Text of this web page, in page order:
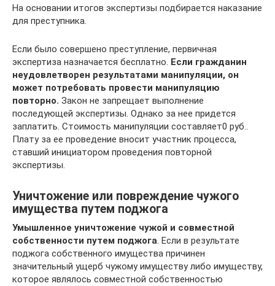
На основании итогов экспертизы подбирается наказание
для преступника.
Если было совершено преступление, первичная
экспертиза назначается бесплатно. Если гражданин
неудовлетворен результатами манипуляции, он
может потребовать провести манипуляцию
повторно. Закон не запрещает выполнение
последующей экспертизы. Однако за нее придется
заплатить. Стоимость манипуляции составляет0 руб..
Плату за ее проведение вносит участник процесса,
ставший инициатором проведения повторной
экспертизы.
Уничтожение или повреждение чужого
имущества путем поджога
Умышленное уничтожение чужой и совместной
собственности путем поджога. Если в результате
поджога собственного имущества причинен
значительный ущерб чужому имуществу либо имуществу,
которое являлось совместной собственностью